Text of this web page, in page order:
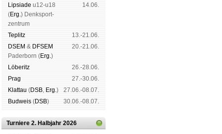
Lipsiade u12-u18
(Erg.) Denk­sport­
zen­trum
14.06.
Tep­litz
13.-21.06.
DSEM & DFSEM
Pader­born (Erg.)
20.-21.06.
Lö­be­ritz
26.-28.06.
Prag
27.-30.06.
Klat­tau (DSB, Erg.)
27.06.-08.07.
Bud­weis (DSB) 30.06.-08.07.
Turniere 2. Halbjahr 2026